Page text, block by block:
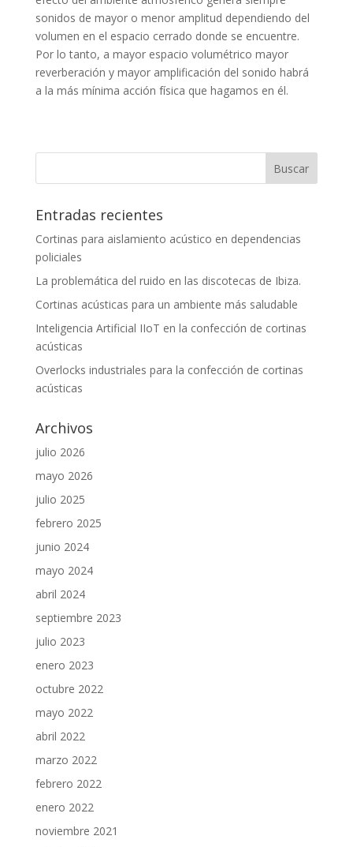
sonidos de mayor o menor amplitud dependiendo del
volumen en el espacio cerrado donde se encuentre.
Por lo tanto, a mayor espacio volumétrico mayor
reverberación y mayor amplificación del sonido habrá
a la más mínima acción física que hagamos en él.
Entradas recientes
Cortinas para aislamiento acústico en dependencias
policiales
La problemática del ruido en las discotecas de Ibiza.
Cortinas acústicas para un ambiente más saludable
Inteligencia Artificial IIoT en la confección de cortinas
acústicas
Overlocks industriales para la confección de cortinas
acústicas
Archivos
julio 2026
mayo 2026
julio 2025
febrero 2025
junio 2024
mayo 2024
abril 2024
septiembre 2023
julio 2023
enero 2023
octubre 2022
mayo 2022
abril 2022
marzo 2022
febrero 2022
enero 2022
noviembre 2021